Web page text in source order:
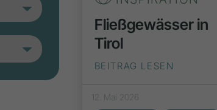
Fließgewässer in
Tirol
BEITRAG LESEN
12. Mai 2026